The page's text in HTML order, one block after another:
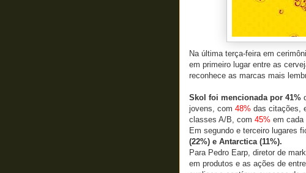
Na última terça-feira em
em primeiro lugar entre as
reconhece as marcas mais
Skol foi mencionada por 41%
jovens, com 48% das citações,
classes A/B, com 45% em cada
Em segundo e terceiro lugares
(22%) e Antarctica (11%).
Para Pedro Earp, diretor de
em produtos e as ações de